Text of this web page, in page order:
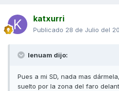
katxurri
Publicado 28 de Julio del
lenuam dijo:
Pues a mi SD, nada mas
suelto por la zona del faro